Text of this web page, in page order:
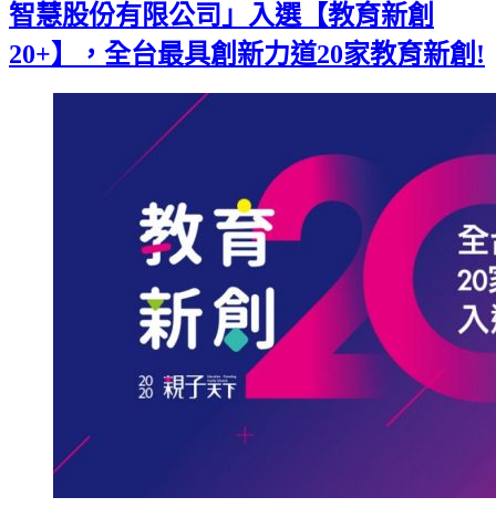
智慧股份有限公司」入選【教育新創
20+】，全台最具創新力道20家教育新創!